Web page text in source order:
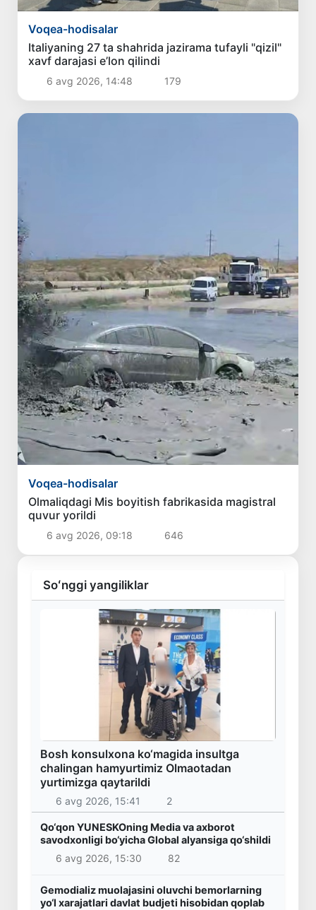
Voqea-hodisalar
Italiyaning 27 ta shahrida jazirama tufayli "qizil"
xavf darajasi e’lon qilindi
6 avg 2026, 14:48 179
Voqea-hodisalar
Olmaliqdagi Mis boyitish fabrikasida magistral
quvur yorildi
6 avg 2026, 09:18 646
Soʻnggi yangiliklar
Bosh konsulxona ko‘magida insultga
chalingan hamyurtimiz Olmaotadan
yurtimizga qaytarildi
6 avg 2026, 15:41 2
Qo‘qon YUNESKOning Media va axborot
savodxonligi bo‘yicha Global alyansiga qo‘shildi
6 avg 2026, 15:30
82
Gemodializ muolajasini oluvchi bemorlarning
yo‘l xarajatlari davlat budjeti hisobidan qoplab